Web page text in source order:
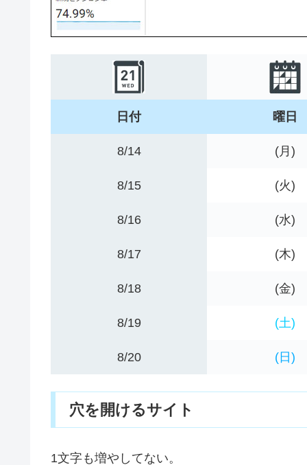
日付 曜日
8/14 (月)
8/15 (火)
8/16 (水)
8/17 (木)
8/18 (金)
8/19 (土)
8/20 (日)
穴を開けるサイト
1文字も増やしてない。